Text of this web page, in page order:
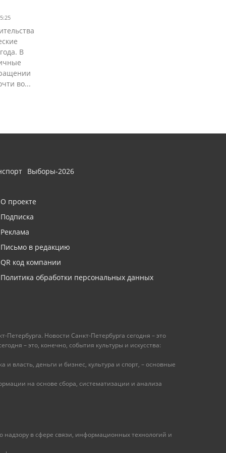
В
во...
Выборы-2026
О проекте
Подписка
Реклама
Письмо в редакцию
QR код компании
Политика обработки персональных данных
Новости Санкт-Петербурга сегодня – это
– это, конечно, события культуры и искусства:
власть, деньги и бизнес, культура и спорт, – основные
на основе сбора, систематизации и анализа
в сфере связи, информационных технологий и